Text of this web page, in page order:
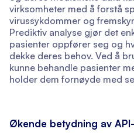
virksomheter med å forstå
virussykdommer og
Prediktiv analyse gjør det
pasienter oppfører seg og
dekke deres behov. Ved å
kunne behandle pasienter
holder dem fornøyde med
Økende betydning av